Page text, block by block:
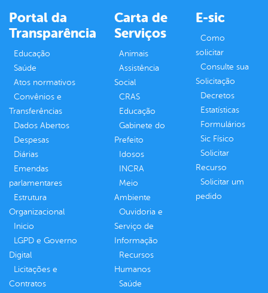
Portal da
Transparência
Educação
Saúde
Atos normativos
Convênios e
Transferências
Dados Abertos
Despesas
Diárias
Emendas
parlamentares
Estrutura
Organizacional
Inicio
LGPD e Governo
Digital
Licitações e
Contratos
Carta de
Serviços
Animais
Assistência
Social
CRAS
Educação
Gabinete do
Prefeito
Idosos
INCRA
Meio
Ambiente
Ouvidoria e
Serviço de
Informação
Recursos
Humanos
Saúde
E-sic
Como
solicitar
Consulte sua
Solicitação
Decretos
Estatísticas
Formulários
Sic Físico
Solicitar
Recurso
Solicitar um
pedido